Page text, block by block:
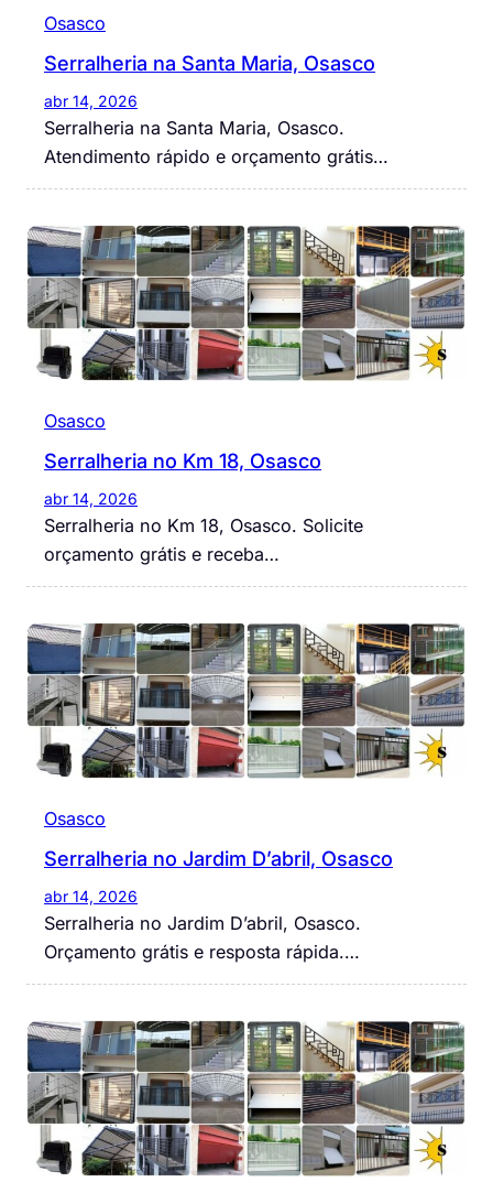
Osasco
Serralheria na Santa Maria, Osasco
abr 14, 2026
Serralheria na Santa Maria, Osasco.
Atendimento rápido e orçamento grátis…
Osasco
Serralheria no Km 18, Osasco
abr 14, 2026
Serralheria no Km 18, Osasco. Solicite
orçamento grátis e receba…
Osasco
Serralheria no Jardim D’abril, Osasco
abr 14, 2026
Serralheria no Jardim D’abril, Osasco.
Orçamento grátis e resposta rápida.…